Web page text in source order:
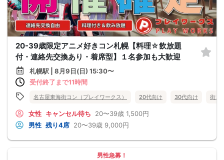
20-39歳限定アニメ好きコン札幌【料理☆飲放題
付・連絡先交換あり・着席型】１名参加も大歓迎
札幌駅 | 8月9日(日) 15:30〜
受付終了まで11時間
名古屋東海街コン（プレイワークス） 20代向け 30代向け 街コ
女性 キャンセル待ち 20〜39歳 1,500円
男性 残り4席 20〜39歳 9,000円
男性急募！